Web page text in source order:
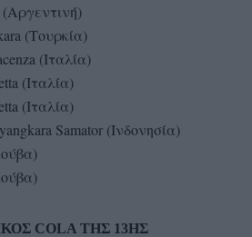
(Τουρκία)
(Ιταλία)
(Ιταλία)
(Ιταλία)
Samator (Ινδονησία)
COLA ΤΗΣ 13ΗΣ